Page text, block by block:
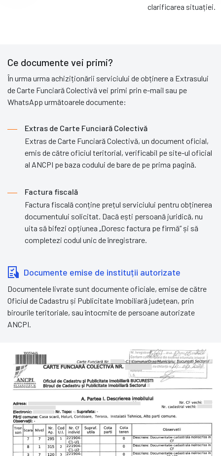
clarificarea situației.
Ce documente vei primi?
În urma urma achiziționării serviciului de obținere a Extrasului
de Carte Funciară Colectivă vei primi prin e-mail sau pe
WhatsApp următoarele documente:
Extras de Carte Funciară Colectivă
Extras de Carte Funciară Colectivă, un document oficial,
emis de către oficiul teritorial, verificabil pe site-ul oficial
al ANCPI pe baza codului de bare de pe prima pagină.
Factura fiscală
Factura fiscală conține prețul serviciului pentru obținerea
documentului solicitat. Dacă ești persoană juridică, nu
uita să bifezi opțiunea „Doresc factura pe firmă” și să
completezi codul unic de înregistrare.
Documente emise de instituții autorizate
Documentele livrate sunt documente oficiale, emise de către
Oficiul de Cadastru și Publicitate Imobiliară județean, prin
birourile teritoriale, sau întocmite de persoane autorizate
ANCPI.